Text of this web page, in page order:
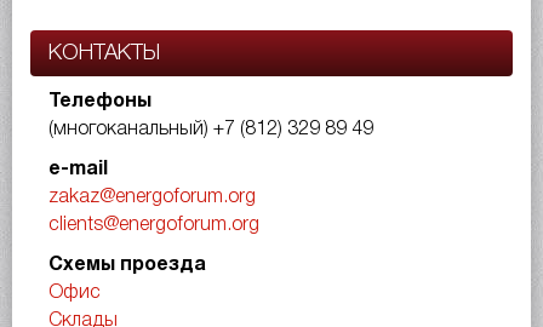
КОНТАКТЫ
Телефоны
(многоканальный) +7 (812) 329 89 49
e-mail
zakaz@energoforum.org
clients@energoforum.org
Схемы проезда
Офис
Склады